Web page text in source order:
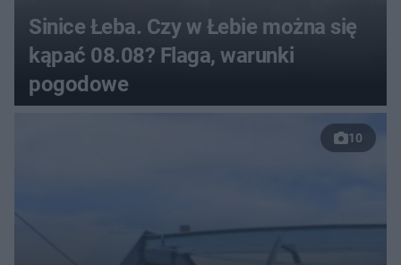
Sinice Łeba. Czy w Łebie można się
kąpać 08.08? Flaga, warunki
pogodowe
10